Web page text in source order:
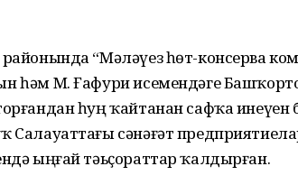
“Мәләүез һөт-консерва
һәм М. Ғафури исемендәге
һуң ҡайтанан сафҡа
Салауаттағы сәнәғәт
ыңғай тәьҫораттар ҡалдырған.